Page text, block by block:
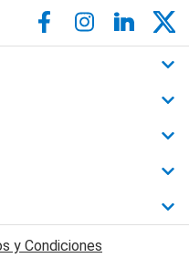
y Condiciones